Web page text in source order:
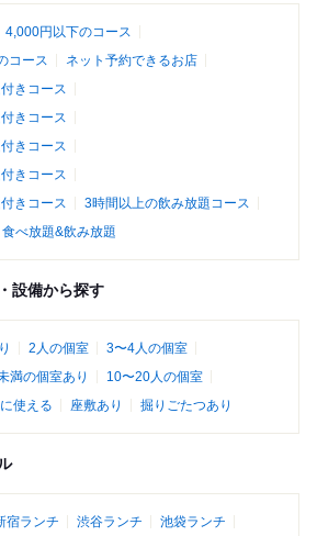
4,000円以下のコース
コース
ネット予約できるお店
きコース
きコース
きコース
きコース
きコース
3時間以上の飲み放題コース
食べ放題&飲み放題
設備から探す
2人の個室
3〜4人の個室
満の個室あり
10〜20人の個室
使える 座敷あり 掘りごたつあり
宿ランチ 渋谷ランチ
池袋ランチ